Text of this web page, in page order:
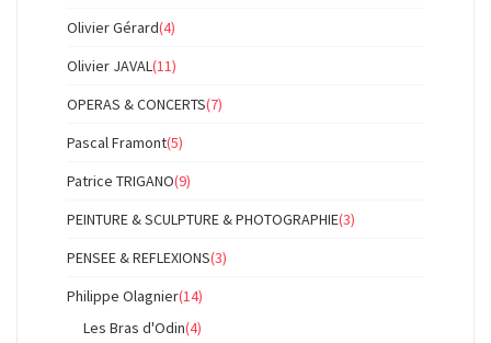
Olivier Gérard(4)
Olivier JAVAL(11)
OPERAS & CONCERTS(7)
Pascal Framont(5)
Patrice TRIGANO(9)
PEINTURE & SCULPTURE & PHOTOGRAPHIE(3)
PENSEE & REFLEXIONS(3)
Philippe Olagnier(14)
Les Bras d'Odin(4)